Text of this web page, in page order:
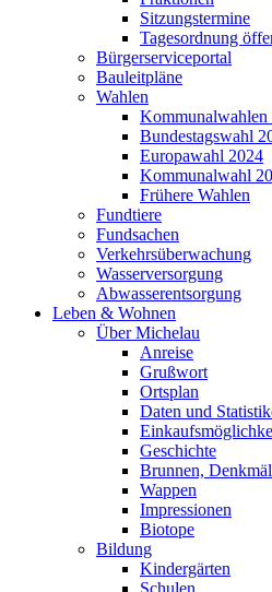
Sitzungstermine
Tagesordnung
Bürgerserviceportal
Bauleitpläne
Wahlen
Kommunalwahlen
Bundestagswahl
Europawahl 2024
Kommunalwahl
Frühere Wahlen
Fundtiere
Fundsachen
Verkehrsüberwachung
Wasserversorgung
Abwasserentsorgung
Leben & Wohnen
Über Michelau
Anreise
Grußwort
Ortsplan
Daten und
Geschichte
Brunnen,
Wappen
Impressionen
Biotope
Bildung
Kindergärten
Schulen